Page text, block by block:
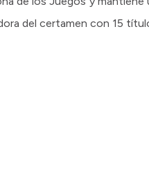
del certamen con 15